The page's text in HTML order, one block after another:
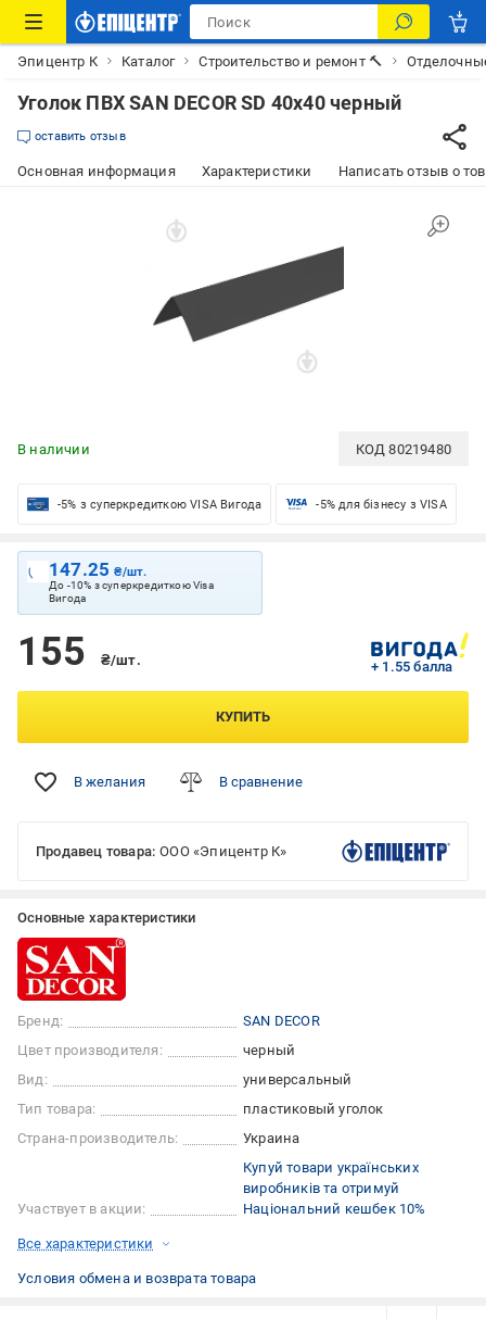
Эпицентр К Каталог Строительство и ремонт 🔨
Уголок ПВХ SAN DECOR SD 40х40 черный
оставить отзыв
Основная информация Характеристики Написать отзыв о
В наличии КОД80219480
-5% з суперкредиткою VISA Вигода -5% для бізнесу з VISA
147.25₴/шт.
До -10% з суперкредиткою Visa
Вигода
155 ₴/шт. + 1.55 балла
КУПИТЬ
В желания В сравнение
Продавец товара: ООО «Эпицентр К»
Основные характеристики
Бренд:
SAN DECOR
Цвет производителя:
черный
Вид:
универсальный
Тип товара:
пластиковый уголок
Страна-производитель:
Украина
Участвует в акции:
Купуй товари українських
виробників та отримуй
Національний кешбек 10%
Все характеристики
Условия обмена и возврата товара